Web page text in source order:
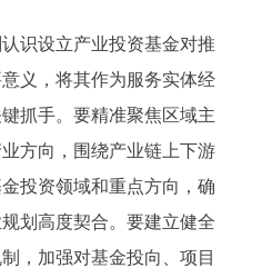
设立产业投资基金对推
义，将其作为服务实体经
抓手。要精准聚焦区域主
方向，围绕产业链上下游
投资领域和重点方向，确
划高度契合。要建立健全
，加强对基金投向、项目